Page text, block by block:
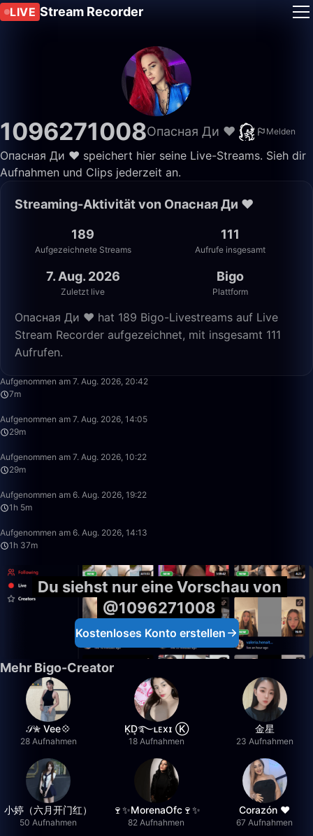
LIVE Stream Recorder
1096271008Опасная Ди ❤️ Melden
Опасная Ди ❤️ speichert hier seine Live-Streams. Sieh dir
Aufnahmen und Clips jederzeit an.
Streaming-Aktivität von Опасная Ди ❤️
189
Aufgezeichnete Streams
111
Aufrufe insgesamt
7. Aug. 2026
Zuletzt live
Bigo
Plattform
Опасная Ди ❤️ hat 189 Bigo-Livestreams auf Live
Stream Recorder aufgezeichnet, mit insgesamt 111
Aufrufen.
Aufgenommen am 7. Aug. 2026, 20:42
7m
Aufgenommen am 7. Aug. 2026, 14:05
29m
Aufgenommen am 7. Aug. 2026, 10:22
29m
Aufgenommen am 6. Aug. 2026, 19:22
1h 5m
Aufgenommen am 6. Aug. 2026, 14:13
1h 37m
Du siehst nur eine Vorschau von
@1096271008
Kostenloses Konto erstellen
Mehr Bigo-Creator
𝒮✮ Vee💠
28 Aufnahmen
K͙D͙࿐ʟᴇxɪ Ⓚ
18 Aufnahmen
金星
23 Aufnahmen
小婷（六月开门红）
50 Aufnahmen
🍷✨MorenaOfc🍷✨
82 Aufnahmen
Corazón ♥
67 Aufnahmen